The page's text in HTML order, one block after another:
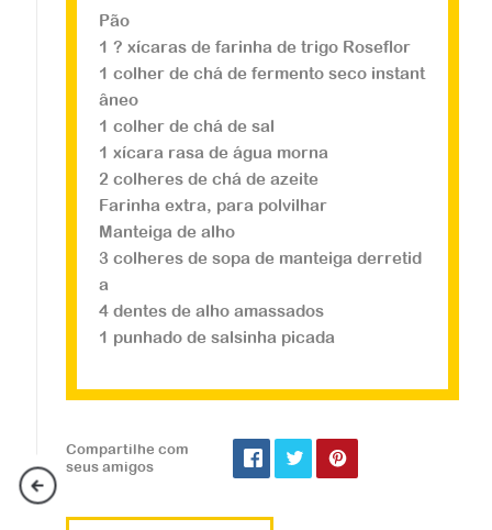
Salgados
Coxinha
...
Veja a receita
Coxinha Fit
...
Pão
1 ? xícaras de farinha de trigo Roseflor
1 colher de chá de fermento seco instant
âneo
1 colher de chá de sal
1 xícara rasa de água morna
2 colheres de chá de azeite
Farinha extra, para polvilhar
Manteiga de alho
3 colheres de sopa de manteiga derretid
a
4 dentes de alho amassados
1 punhado de salsinha picada
Compartilhe com
seus amigos